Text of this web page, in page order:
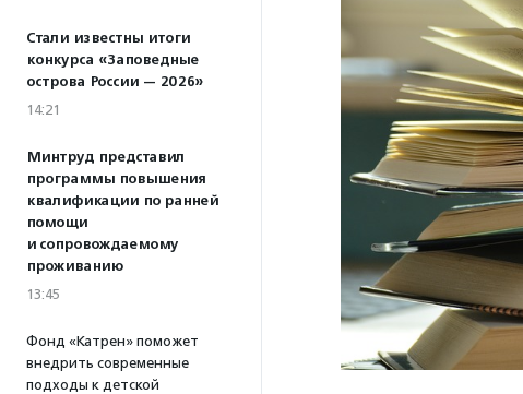
Стали известны итоги
конкурса «Заповедные
острова России — 2026»
14:21
Минтруд представил
программы повышения
квалификации по ранней
помощи
и сопровождаемому
проживанию
13:45
Фонд «Катрен» поможет
внедрить современные
подходы к детской